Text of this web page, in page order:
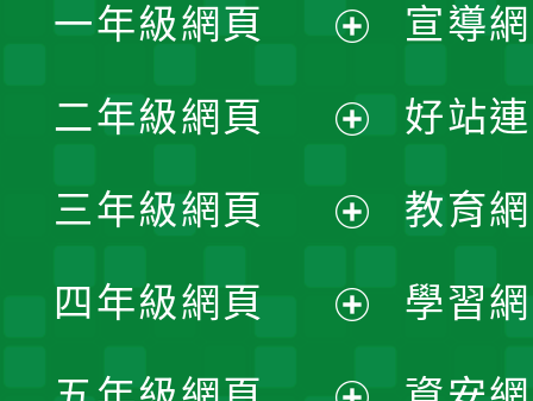
一年級網頁
開
選
單
二年級網頁
開
選
單
三年級網頁
開
四年級網頁
宣導
好站
教育
學習